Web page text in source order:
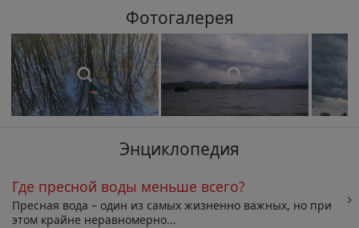
Фотогалерея
Энциклопедия
Где пресной воды меньше всего?
Пресная вода – один из самых жизненно важных, но при
этом крайне неравномерно...